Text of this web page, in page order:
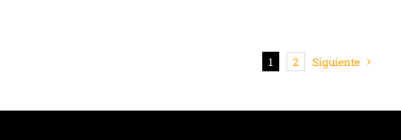
1 2 Siguiente